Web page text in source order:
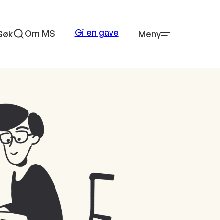
Om MS Gi en gave Meny